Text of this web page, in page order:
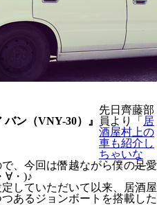
ン（VNY-30）』
先日齊藤部
員より「 居
酒屋村上の
車も紹介し
ちゃいな
、今回は僭越ながら僕の足愛
∀・)♪
していただいて以来、居酒屋
あるジョンボートを搭載した